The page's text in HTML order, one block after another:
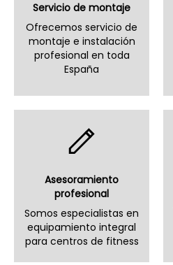
Servicio de montaje
Ofrecemos servicio de
montaje e instalación
profesional en toda
España
Asesoramiento
profesional
Somos especialistas en
equipamiento integral
para centros de fitness